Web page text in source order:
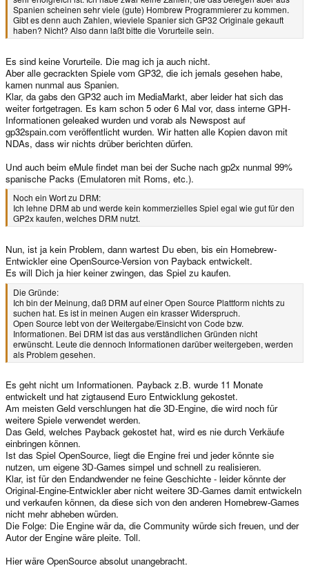
Spanien scheinen sehr viele (gute) Hombrew Programmierer zu kommen.
Gibt es denn auch Zahlen, wieviele Spanier sich GP32 Originale gekauft
haben? Nicht? Also dann laßt bitte die Vorurteile sein.
Es sind keine Vorurteile. Die mag ich ja auch nicht.
Aber alle gecrackten Spiele vom GP32, die ich jemals gesehen habe,
kamen nunmal aus Spanien.
Klar, da gabs den GP32 auch im MediaMarkt, aber leider hat sich das
weiter fortgetragen. Es kam schon 5 oder 6 Mal vor, dass interne GPH-
Informationen geleaked wurden und vorab als Newspost auf
gp32spain.com veröffentlicht wurden. Wir hatten alle Kopien davon mit
NDAs, dass wir nichts drüber berichten dürfen.
Und auch beim eMule findet man bei der Suche nach gp2x nunmal 99%
spanische Packs (Emulatoren mit Roms, etc.).
Noch ein Wort zu DRM:
Ich lehne DRM ab und werde kein kommerzielles Spiel egal wie gut für den
GP2x kaufen, welches DRM nutzt.
Nun, ist ja kein Problem, dann wartest Du eben, bis ein Homebrew-
Entwickler eine OpenSource-Version von Payback entwickelt.
Es will Dich ja hier keiner zwingen, das Spiel zu kaufen.
Die Gründe:
Ich bin der Meinung, daß DRM auf einer Open Source Plattform nichts zu
suchen hat. Es ist in meinen Augen ein krasser Widerspruch.
Open Source lebt von der Weitergabe/Einsicht von Code bzw.
Informationen. Bei DRM ist das aus verständlichen Gründen nicht
erwünscht. Leute die dennoch Informationen darüber weitergeben, werden
als Problem gesehen.
Es geht nicht um Informationen. Payback z.B. wurde 11 Monate
entwickelt und hat zigtausend Euro Entwicklung gekostet.
Am meisten Geld verschlungen hat die 3D-Engine, die wird noch für
weitere Spiele verwendet werden.
Das Geld, welches Payback gekostet hat, wird es nie durch Verkäufe
einbringen können.
Ist das Spiel OpenSource, liegt die Engine frei und jeder könnte sie
nutzen, um eigene 3D-Games simpel und schnell zu realisieren.
Klar, ist für den Endandwender ne feine Geschichte - leider könnte der
Original-Engine-Entwickler aber nicht weitere 3D-Games damit entwickeln
und verkaufen können, da diese sich von den anderen Homebrew-Games
nicht mehr abheben würden.
Die Folge: Die Engine wär da, die Community würde sich freuen, und der
Autor der Engine wäre pleite. Toll.
Hier wäre OpenSource absolut unangebracht.